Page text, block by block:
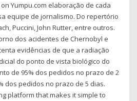
Yumpu.com elaboração de cada
equipe de jornalismo. Do repertório
Puccini, John Rutter, entre outros.
dos acidentes de Chernobyl e
evidências de que a radiação
do ponto de vista biológico do
de 95% dos pedidos no prazo de 2
dos pedidos no prazo de 5 dias.
platform that makes it simple to